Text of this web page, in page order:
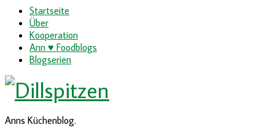
Startseite
Über
Kooperation
Ann ♥ Foodblogs
Blogserien
Anns Küchenblog.